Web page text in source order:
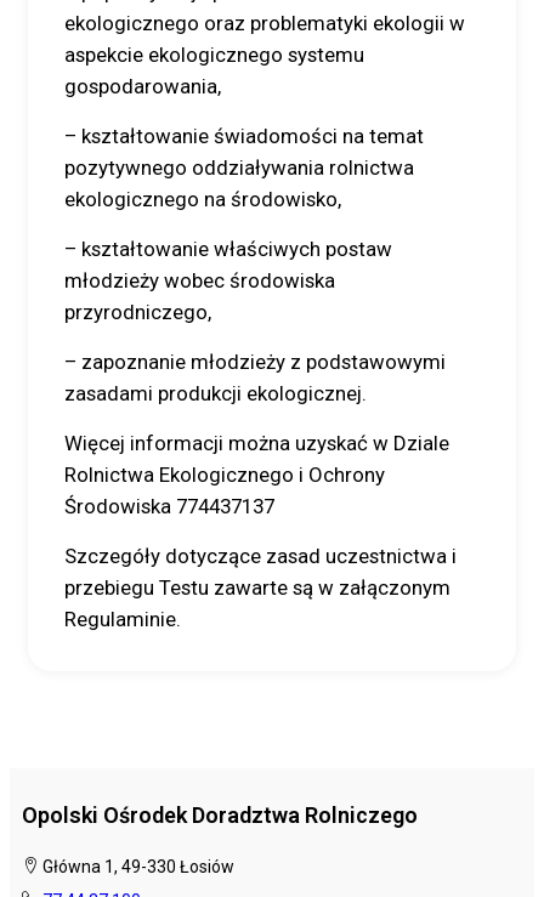
ekologicznego oraz problematyki ekologii w
aspekcie ekologicznego systemu
gospodarowania,
– kształtowanie świadomości na temat
pozytywnego oddziaływania rolnictwa
ekologicznego na środowisko,
– kształtowanie właściwych postaw
młodzieży wobec środowiska
przyrodniczego,
– zapoznanie młodzieży z podstawowymi
zasadami produkcji ekologicznej.
Więcej informacji można uzyskać w Dziale
Rolnictwa Ekologicznego i Ochrony
Środowiska 774437137
Szczegóły dotyczące zasad uczestnictwa i
przebiegu Testu zawarte są w załączonym
Regulaminie.
Opolski Ośrodek Doradztwa Rolniczego
Główna 1, 49-330 Łosiów